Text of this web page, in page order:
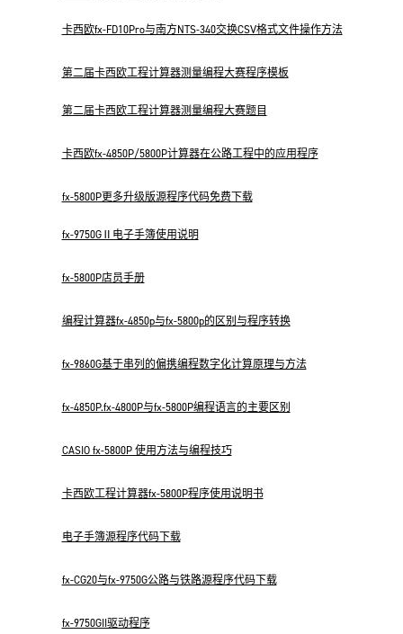
卡西欧fx-FD10Pro与南方NTS-340交换CSV格式文件操作方法
第二届卡西欧工程计算器测量编程大赛程序模板
第二届卡西欧工程计算器测量编程大赛题目
卡西欧fx-4850P/5800P计算器在公路工程中的应用程序
fx-5800P更多升级版源程序代码免费下载
fx-9750GⅡ电子手簿使用说明
fx-5800P店员手册
编程计算器fx-4850p与fx-5800p的区别与程序转换
fx-9860G基于串列的偏携编程数字化计算原理与方法
fx-4850P.fx-4800P与fx-5800P编程语言的主要区别
CASIO fx-5800P 使用方法与编程技巧
卡西欧工程计算器fx-5800P程序使用说明书
电子手簿源程序代码下载
fx-CG20与fx-9750G公路与铁路源程序代码下载
fx-9750GII驱动程序